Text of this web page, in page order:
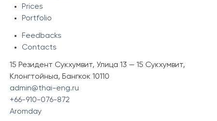
Prices
Portfolio
Feedbacks
Сontacts
15 Резидент Сукхумвит, Улица 13 — 15 Сукхумвит,
Клонгтойныа, Бангкок 10110
admin@thai-eng.ru
+66-910-076-872
Aromday